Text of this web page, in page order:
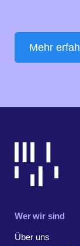
Mehr
Wer wir sind
Über uns